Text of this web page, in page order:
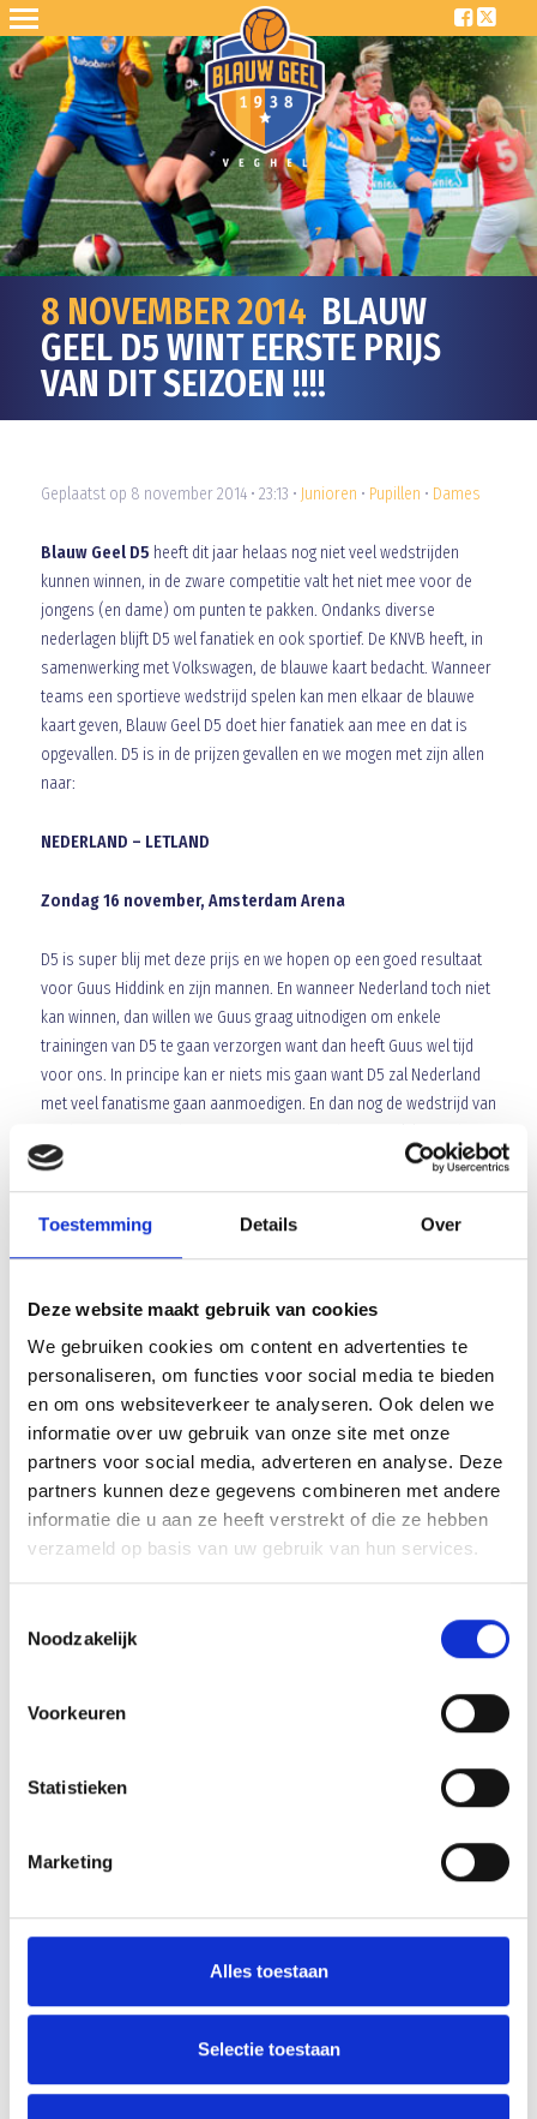
Toestemming Details Over
Deze website maakt gebruik van cookies
We gebruiken cookies om content en advertenties te
personaliseren, om functies voor social media te bieden
en om ons websiteverkeer te analyseren. Ook delen we
informatie over uw gebruik van onze site met onze
partners voor social media, adverteren en analyse. Deze
partners kunnen deze gegevens combineren met andere
informatie die u aan ze heeft verstrekt of die ze hebben
verzameld op basis van uw gebruik van hun services.
Noodzakelijk
Voorkeuren
Statistieken
Marketing
Alles toestaan
Selectie toestaan
8 NOVEMBER 2014 BLAUW
GEEL D5 WINT EERSTE PRIJS
VAN DIT SEIZOEN !!!!
Geplaatst op 8 november 2014 • 23:13 • Junioren • Pupillen • Dames
Blauw Geel D5 heeft dit jaar helaas nog niet veel wedstrijden
kunnen winnen, in de zware competitie valt het niet mee voor de
jongens (en dame) om punten te pakken. Ondanks diverse
nederlagen blijft D5 wel fanatiek en ook sportief. De KNVB heeft, in
samenwerking met Volkswagen, de blauwe kaart bedacht. Wanneer
teams een sportieve wedstrijd spelen kan men elkaar de blauwe
kaart geven, Blauw Geel D5 doet hier fanatiek aan mee en dat is
opgevallen. D5 is in de prijzen gevallen en we mogen met zijn allen
naar:
NEDERLAND – LETLAND
Zondag 16 november, Amsterdam Arena
D5 is super blij met deze prijs en we hopen op een goed resultaat
voor Guus Hiddink en zijn mannen. En wanneer Nederland toch niet
kan winnen, dan willen we Guus graag uitnodigen om enkele
trainingen van D5 te gaan verzorgen want dan heeft Guus wel tijd
voor ons. In principe kan er niets mis gaan want D5 zal Nederland
met veel fanatisme gaan aanmoedigen. En dan nog de wedstrijd van
niveau. D5 wist door erg hard te werken met 1-0 te winnen door
een doelpunt van Roy, het voetbal was misschien niet goed maar
de eerste overwinning is wel binnen. Woensdag weer trainen,
TwitterFacebookWhatsApp
Nieuwe indeling trainingsgroep 2014
HVCH A1 wint van Blauw Geel’38 A1
Flinke nederlaag in Katwijk
Groot onderhoud op ons sportpark
Overwinning op Mierlo Hout